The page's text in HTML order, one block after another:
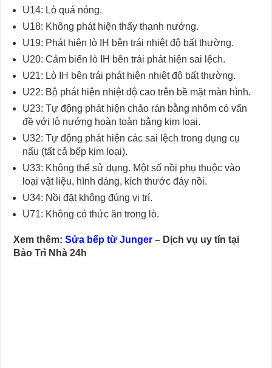
U14: Lò quá nóng.
U18: Không phát hiện thấy thanh nướng.
U19: Phát hiện lò IH bên trái nhiệt độ bất thường.
U20: Cảm biến lò IH bên trái phát hiện sai lệch.
U21: Lò IH bên trái phát hiện nhiệt độ bất thường.
U22: Bộ phát hiện nhiệt độ cao trên bề mặt màn hình.
U23: Tự động phát hiện chảo rán bằng nhôm có vấn
đề với lò nướng hoàn toàn bằng kim loại.
U32: Tự động phát hiện các sai lệch trong dụng cụ
nấu (tất cả bếp kim loại).
U33: Không thể sử dụng. Một số nồi phụ thuộc vào
loại vật liệu, hình dáng, kích thước đáy nồi.
U34: Nồi đặt không đúng vị trí.
U71: Không có thức ăn trong lò.
Xem thêm:Sửa bếp từ Junger – Dịch vụ uy tín tại
Bảo Trì Nhà 24h